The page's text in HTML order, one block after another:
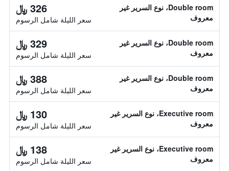
Double room، نوع السرير غير
معروف
326 ﷼
سعر الليلة شامل الرسوم
Double room، نوع السرير غير
معروف
329 ﷼
سعر الليلة شامل الرسوم
Double room، نوع السرير غير
معروف
388 ﷼
سعر الليلة شامل الرسوم
Executive room، نوع السرير غير
معروف
130 ﷼
سعر الليلة شامل الرسوم
Executive room، نوع السرير غير
معروف
138 ﷼
سعر الليلة شامل الرسوم